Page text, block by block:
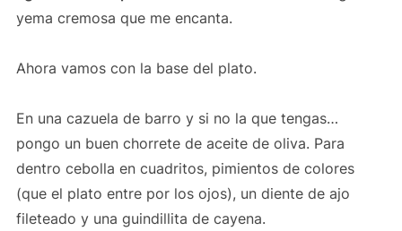
yema cremosa que me encanta.
Ahora vamos con la base del plato.
En una cazuela de barro y si no la que tengas…
pongo un buen chorrete de aceite de oliva. Para
dentro cebolla en cuadritos, pimientos de colores
(que el plato entre por los ojos), un diente de ajo
fileteado y una guindillita de cayena.